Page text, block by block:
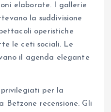
elaborate. I gallerie
la suddivisione
operistiche
le ceti sociali. Le
il agenda elegante
privilegiati per la
Betzone recensione. Gli